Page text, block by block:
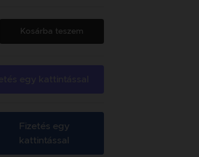
Kosárba teszem
Fizetés egy
kattintással